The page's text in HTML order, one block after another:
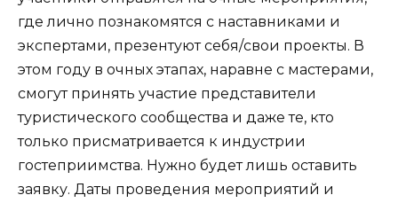
где лично познакомятся с наставниками и
экспертами, презентуют себя/свои проекты. В
этом году в очных этапах, наравне с мастерами,
смогут принять участие представители
туристического сообщества и даже те, кто
только присматривается к индустрии
гостеприимства. Нужно будет лишь оставить
заявку. Даты проведения мероприятий и